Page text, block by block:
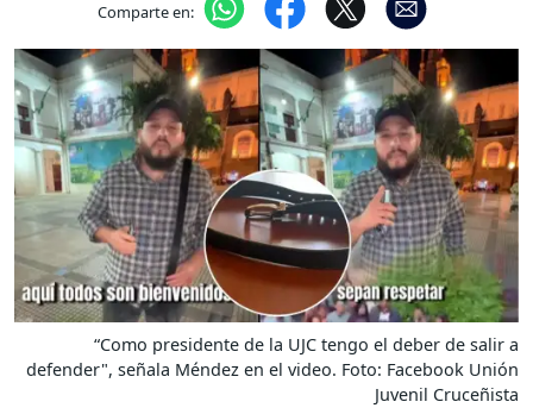
Comparte en:
“Como presidente de la UJC tengo el deber de salir a
defender", señala Méndez en el video. Foto: Facebook Unión
Juvenil Cruceñista